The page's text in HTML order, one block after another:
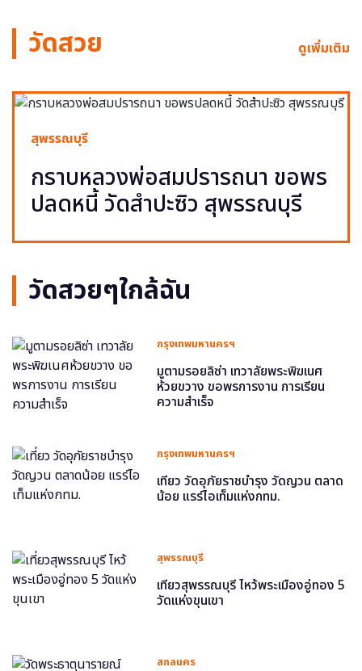
วัดสวย ดูเพิ่มเติม
สุพรรณบุรี
กราบหลวงพ่อสมปรารถนา ขอพร
ปลดหนี้ วัดสำปะซิว สุพรรณบุรี
วัดสวยๆใกล้ฉัน
กรุงเทพมหานครฯ
มูตามรอยลิซ่า เทวาลัยพระพิฆเนศ
ห้วยขวาง ขอพรการงาน การเรียน
ความสำเร็จ
กรุงเทพมหานครฯ
เที่ยว วัดอุภัยราชบำรุง วัดญวน ตลาด
น้อย แรร์ไอเท็มแห่งกทม.
สุพรรณบุรี
เที่ยวสุพรรณบุรี ไหว้พระเมืองอู่ทอง 5
วัดแห่งขุนเขา
สกลนคร